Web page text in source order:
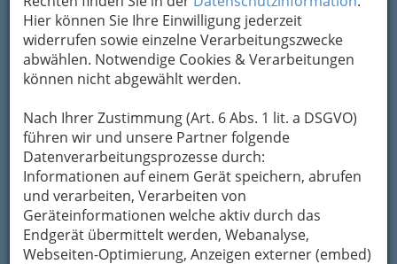
Hier können Sie Ihre Einwilligung jederzeit
widerrufen sowie einzelne Verarbeitungszwecke
abwählen. Notwendige Cookies & Verarbeitungen
können nicht abgewählt werden.
Nach Ihrer Zustimmung (Art. 6 Abs. 1 lit. a DSGVO)
führen wir und unsere Partner folgende
Datenverarbeitungsprozesse durch:
Informationen auf einem Gerät speichern, abrufen
und verarbeiten, Verarbeiten von
Geräteinformationen welche aktiv durch das
Endgerät übermittelt werden, Webanalyse,
Webseiten-Optimierung, Anzeigen externer (embed)